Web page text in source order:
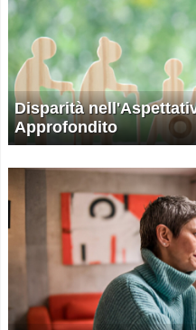
Disparità
Approfondito